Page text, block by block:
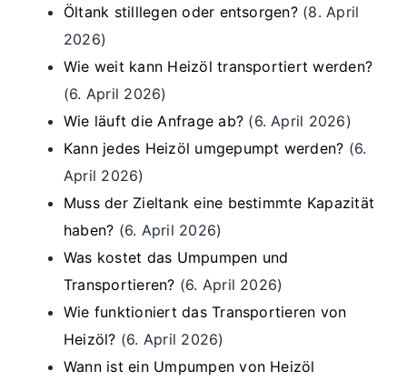
Öltank stilllegen oder entsorgen? (8. April
2026)
Wie weit kann Heizöl transportiert werden?
(6. April 2026)
Wie läuft die Anfrage ab? (6. April 2026)
Kann jedes Heizöl umgepumpt werden? (6.
April 2026)
Muss der Zieltank eine bestimmte Kapazität
haben? (6. April 2026)
Was kostet das Umpumpen und
Transportieren? (6. April 2026)
Wie funktioniert das Transportieren von
Heizöl? (6. April 2026)
Wann ist ein Umpumpen von Heizöl